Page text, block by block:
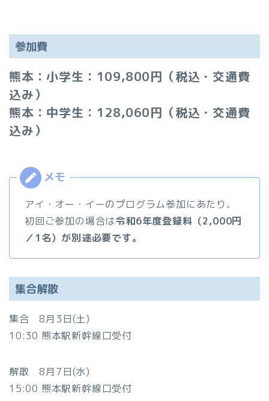
参加費
熊本：小学生：109,800円（税込・交通費
込み）
熊本：中学生：128,060円（税込・交通費
込み）
アイ・オー・イーのプログラム参加にあたり、
初回ご参加の場合は令和6年度登録料（2,000円
／1名）が別途必要です。
集合解散
集合 8月3日(土)
10:30 熊本駅新幹線口受付
解散 8月7日(水)
15:00 熊本駅新幹線口受付